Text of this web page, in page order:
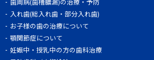
入れ歯(総入れ歯・部分入れ歯)
お子様の歯の治療について
顎関節症について
妊娠中・授乳中の方の歯科治療